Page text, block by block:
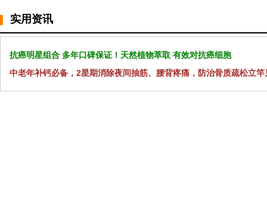
实用资讯
抗癌明星组合 多年口碑保证！天然植物萃取 有效对抗癌细胞
中老年补钙必备，2星期消除夜间抽筋、腰背疼痛，防治骨质疏松立竿